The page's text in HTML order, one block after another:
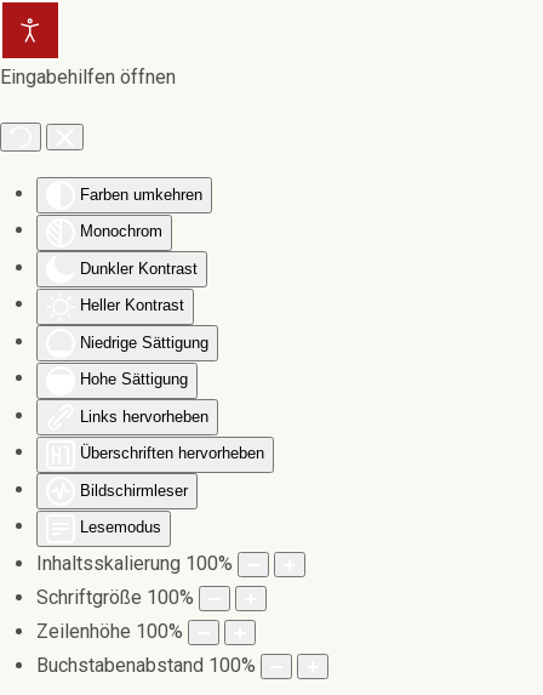
Eingabehilfen öffnen
Farben umkehren
Monochrom
Dunkler Kontrast
Heller Kontrast
Niedrige Sättigung
Hohe Sättigung
Links hervorheben
Überschriften hervorheben
Bildschirmleser
Lesemodus
Inhaltsskalierung 100%
Schriftgröße 100%
Zeilenhöhe 100%
Buchstabenabstand 100%
Zum Hauptinhalt springen